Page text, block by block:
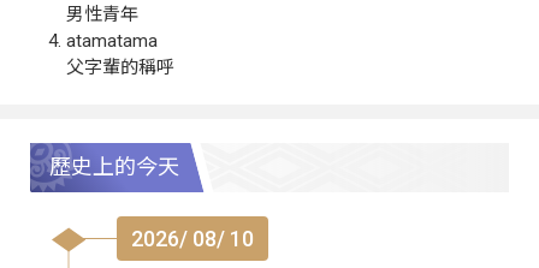
男性青年
atamatama
父字輩的稱呼
歷史上的今天
2026/ 08/ 10